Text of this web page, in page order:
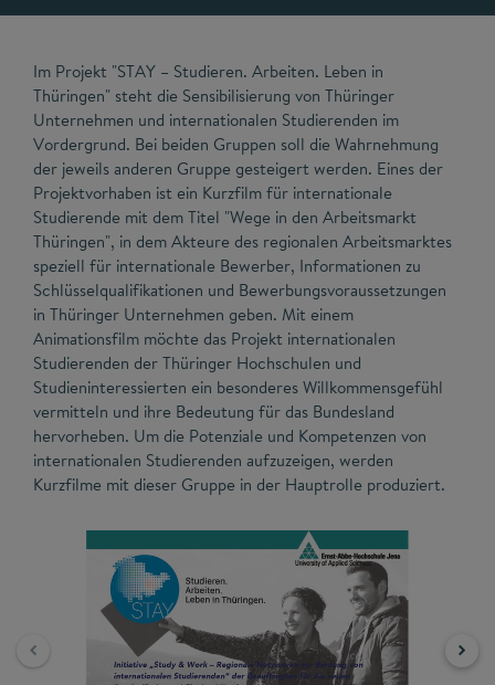
Im Projekt "STAY – Studieren. Arbeiten. Leben in
Thüringen" steht die Sensibilisierung von Thüringer
Unternehmen und internationalen Studierenden im
Vordergrund. Bei beiden Gruppen soll die Wahrnehmung
der jeweils anderen Gruppe gesteigert werden. Eines der
Projektvorhaben ist ein Kurzfilm für internationale
Studierende mit dem Titel "Wege in den Arbeitsmarkt
Thüringen", in dem Akteure des regionalen Arbeitsmarktes
speziell für internationale Bewerber, Informationen zu
Schlüsselqualifikationen und Bewerbungsvoraussetzungen
in Thüringer Unternehmen geben. Mit einem
Animationsfilm möchte das Projekt internationalen
Studierenden der Thüringer Hochschulen und
Studieninteressierten ein besonderes Willkommensgefühl
vermitteln und ihre Bedeutung für das Bundesland
hervorheben. Um die Potenziale und Kompetenzen von
internationalen Studierenden aufzuzeigen, werden
Kurzfilme mit dieser Gruppe in der Hauptrolle produziert.